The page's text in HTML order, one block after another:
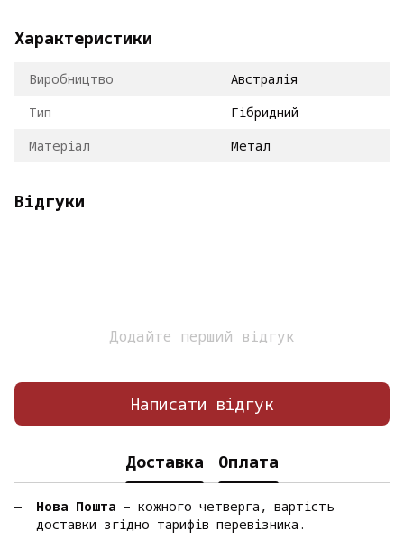
Характеристики
Виробництво
Австралія
Тип
Гібридний
Матеріал
Метал
Відгуки
Додайте перший відгук
Написати відгук
Доставка Оплата
Нова Пошта – кожного четверга, вартість
доставки згідно тарифів перевізника.